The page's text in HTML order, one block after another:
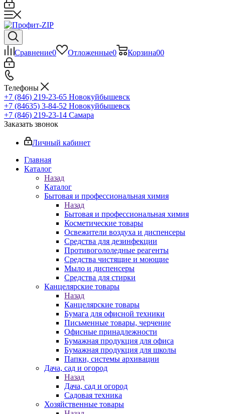
Сравнение0 Отложенные0 Корзина00
Телефоны
+7 (846) 219-23-65 Новокуйбышевск
+7 (84635) 3-84-52 Новокуйбышевск
+7 (846) 219-23-14 Самара
Заказать звонок
Личный кабинет
Главная
Каталог
Назад
Каталог
Бытовая и профессиональная химия
Назад
Бытовая и профессиональная химия
Косметические товары
Освежители воздуха и диспенсеры
Средства для дезинфекции
Противогололедные реагенты
Средства чистящие и моющие
Мыло и диспенсеры
Средства для стирки
Канцелярские товары
Назад
Канцелярские товары
Бумага для офисной техники
Письменные товары, черчение
Офисные принадлежности
Бумажная продукция для офиса
Бумажная продукция для школы
Папки, системы архивации
Дача, сад и огород
Назад
Дача, сад и огород
Садовая техника
Хозяйственные товары